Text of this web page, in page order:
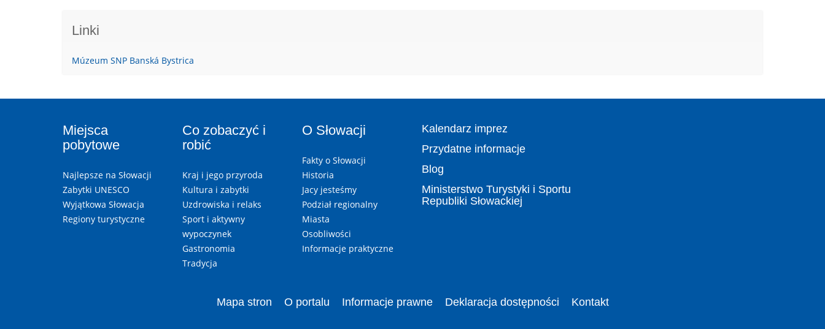
Linki
Múzeum SNP Banská Bystrica
Miejsca
pobytowe
Najlepsze na Słowacji
Zabytki UNESCO
Wyjątkowa Słowacja
Regiony turystyczne
Co zobaczyć i
robić
Kraj i jego przyroda
Kultura i zabytki
Uzdrowiska i relaks
Sport i aktywny
wypoczynek
Gastronomia
Tradycja
O Słowacji
Fakty o Słowacji
Historia
Jacy jesteśmy
Podział regionalny
Miasta
Osobliwości
Informacje praktyczne
Kalendarz imprez
Przydatne informacje
Blog
Ministerstwo Turystyki i Sportu
Republiki Słowackiej
Mapa stron O portalu Informacje prawne Deklaracja dostępności Kontakt